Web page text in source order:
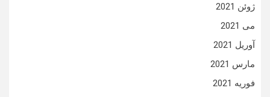
ژوئن 2021
می 2021
آوریل 2021
مارس 2021
فوریه 2021